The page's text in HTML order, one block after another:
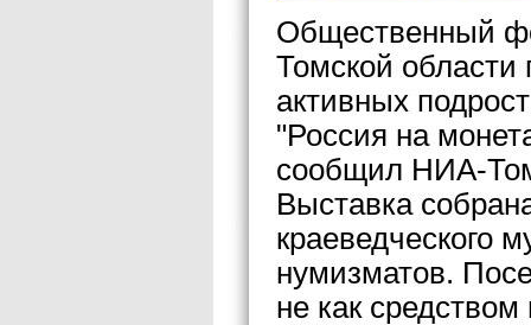
Общественный
Томской
активных
"Россия на
сообщил НИА-
Выставка
краеведческого
нумизматов.
не как